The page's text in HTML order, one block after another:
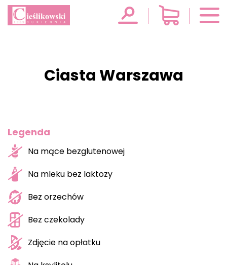
Ciasta Warszawa
Legenda
Na mące bezglutenowej
Na mleku bez laktozy
Bez orzechów
Bez czekolady
Zdjęcie na opłatku